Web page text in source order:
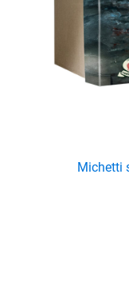
Michetti